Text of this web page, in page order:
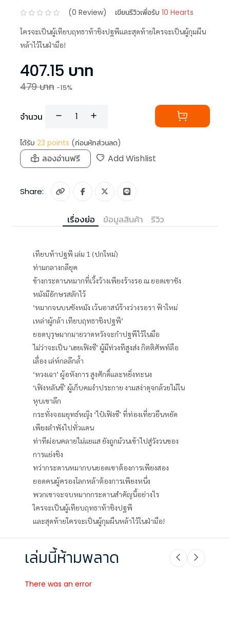
(0 Review) เขียนรีวิวเพื่อรับ 10 Hearts
ใครจะเป็นผู้เทียบฤทธาท้าชิงปฐพีและสุดท้ายใครจะเป็นผู้กุมผืน
หล้าไว้ในฝ่ามือ!
407.15 บาท
479บาท -15%
จำนวน
ได้รับ 23 points (ก่อนหักส่วนลด)
ลองอ่านฟรี Add Wishlist
Share:
เรื่องย่อ ข้อมูลสินค้า รีวิว
เทียบท้าปฐพี เล่ม 1 (ปกใหม่)
ท่ามกลางกลียุค
ข้างกระดานหมากที่เวิ้งว้างเพียงร้างรอ ณ ยอดเขาชัง
หมังมีอักษรสลักไว้
‘หมากจนบนชังหมัง เว้นอาสน์ร้างว่างรอรา ฟ้าใหม่
เหล่าผู้กล้า เทียบฤทธาชิงปฐพี’
ยอดบุรุษมากมายวาดหวังจะกำปฐพีไว้ในมือ
ไม่ว่าจะเป็น ‘เฮยเฟิงซี’ ผู้มีท่วงทีสูงส่ง กิตติศัพท์ลือ
เลื่อง เล่ห์กลลึกล้ำ
‘หวงเฉา’ ผู้อหังการ สูงศักดิ์และหยิ่งทะนง
‘เฟิงหลันซี’ ผู้เก็บคมงำประกาย งามสง่าดุจกล้วยไม้ใน
หุบเขาลึก
กระทั่งจอมยุทธ์หญิง ‘ไป๋เฟิงซี’ ที่ท่องเที่ยวยืนหยัด
เพียงลำพังไปทั่วแดน
ท่าทีผ่อนคลายไม่แยแส ยังถูกม้วนเข้าไปสู่วังวนของ
การแย่งชิง
ทว่ากระดานหมากบนยอดเขาต้องการเพียงสอง
ยอดคนผู้ครองโลกหล้าต้องการเพียงหนึ่ง
พวกเขาจะจบหมากกระดานสำคัญนี้อย่างไร
ใครจะเป็นผู้เทียบฤทธาท้าชิงปฐพี
และสุดท้ายใครจะเป็นผู้กุมผืนหล้าไว้ในฝ่ามือ!
เล่มนี้ห้ามพลาด
There was an error